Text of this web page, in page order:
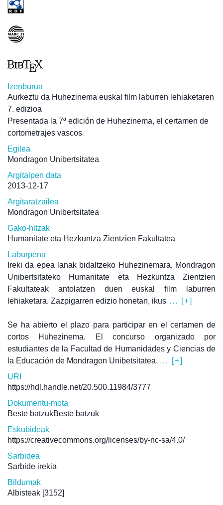
Izenburua
Aurkeztu da Huhezinema euskal film laburren lehiaketaren
7. edizioa
Presentada la 7ª edición de Huhezinema, el certamen de
cortometrajes vascos
Egilea
Mondragon Unibertsitatea
Argitalpen data
2013-12-17
Argitaratzailea
Mondragon Unibertsitatea
Gako-hitzak
Humanitate eta Hezkuntza Zientzien Fakultatea
Laburpena
Ireki da epea lanak bidaltzeko Huhezinemara, Mondragon
Unibertsitateko Humanitate eta Hezkuntza Zientzien
Fakultateak antolatzen duen euskal film laburren
lehiaketara. Zazpigarren edizio honetan, ikus ... [+]
Se ha abierto el plazo para participar en el certamen de
cortos Huhezinema. El concurso organizado por
estudiantes de la Facultad de Humanidades y Ciencias de
la Educación de Mondragon Unibetsitatea, ... [+]
URI
https://hdl.handle.net/20.500.11984/3777
Dokumentu-mota
Beste batzukBeste batzuk
Eskubideak
https://creativecommons.org/licenses/by-nc-sa/4.0/
Sarbidea
Sarbide irekia
Bildumak
Albisteak [3152]